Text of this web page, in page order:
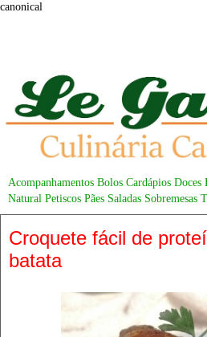
canonical
Acompanhamentos Bolos Cardápios Doces
Natural Petiscos Pães Saladas Sobremesas
Croquete fácil de
batata